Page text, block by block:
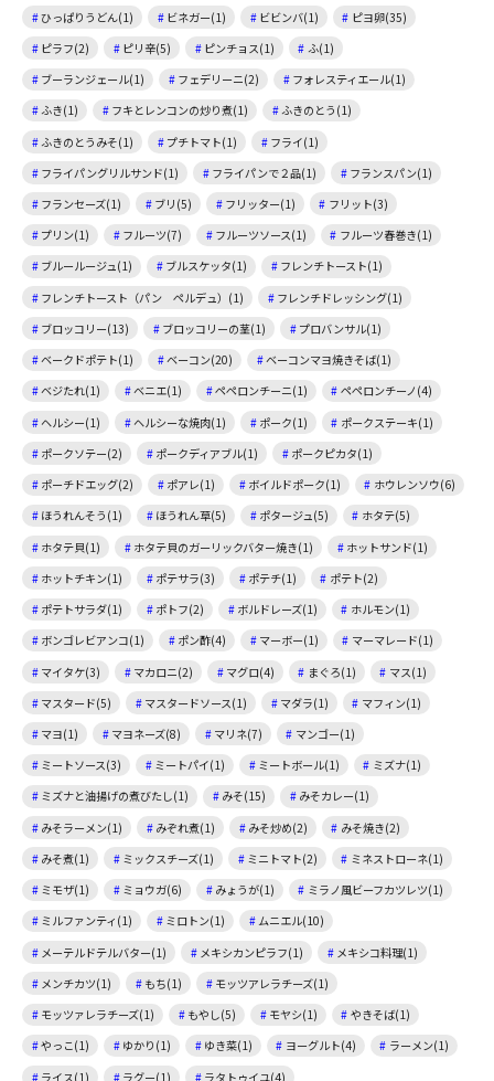
ひっぱりうどん(1)
ビネガー(1) ビビンバ(1)
ピヨ卵(35)
ピラフ(2)
ピリ辛(5) ピンチョス(1)
ふ(1)
ブーランジェール(1)
フェデリーニ(2)
フォレスティエール(1)
ふき(1)
フキとレンコンの炒り煮(1)
ふきのとう(1)
ふきのとうみそ(1)
プチトマト(1)
フライ(1)
フライパングリルサンド(1)
フライパンで２品(1)
フランスパン(1)
フランセーズ(1)
ブリ(5) フリッター(1)
フリット(3)
プリン(1)
フルーツ(7) フルーツソース(1)
フルーツ春巻き(1)
ブルールージュ(1)
ブルスケッタ(1)
フレンチトースト(1)
フレンチトースト（パン ペルデュ）(1)
フレンチドレッシング(1)
ブロッコリー(13)
ブロッコリーの茎(1)
プロバンサル(1)
ベークドポテト(1)
ベーコン(20)
ベーコンマヨ焼きそば(1)
ベジたれ(1)
ベニエ(1) ペペロンチーニ(1)
ペペロンチーノ(4)
ヘルシー(1)
ヘルシーな焼肉(1) ポーク(1)
ポークステーキ(1)
ポークソテー(2)
ポークディアブル(1)
ポークピカタ(1)
ポーチドエッグ(2)
ポアレ(1) ボイルドポーク(1)
ホウレンソウ(6)
ほうれんそう(1)
ほうれん草(5) ポタージュ(5)
ホタテ(5)
ホタテ貝(1)
ホタテ貝のガーリックバター焼き(1)
ホットサンド(1)
ホットチキン(1)
ポテサラ(3) ポテチ(1)
ポテト(2)
ポテトサラダ(1)
ポトフ(2) ボルドレーズ(1)
ホルモン(1)
ボンゴレビアンコ(1)
ポン酢(4) マーボー(1)
マーマレード(1)
マイタケ(3)
マカロニ(2) マグロ(4) まぐろ(1)
マス(1)
マスタード(5)
マスタードソース(1) マダラ(1)
マフィン(1)
マヨ(1)
マヨネーズ(8) マリネ(7)
マンゴー(1)
ミートソース(3)
ミートパイ(1) ミートボール(1)
ミズナ(1)
ミズナと油揚げの煮びたし(1)
みそ(15)
みそカレー(1)
みそラーメン(1)
みぞれ煮(1) みそ炒め(2)
みそ焼き(2)
みそ煮(1)
ミックスチーズ(1) ミニトマト(2)
ミネストローネ(1)
ミモザ(1)
ミョウガ(6) みょうが(1)
ミラノ風ビーフカツレツ(1)
ミルファンティ(1)
ミロトン(1)
ムニエル(10)
メーテルドテルバター(1)
メキシカンピラフ(1)
メキシコ料理(1)
メンチカツ(1)
もち(1)
モッツアレラチーズ(1)
モッツァレラチーズ(1)
もやし(5) モヤシ(1)
やきそば(1)
やっこ(1)
ゆかり(1) ゆき菜(1) ヨーグルト(4)
ラーメン(1)
ライス(1)
ラグー(1)
ラタトゥイユ(4)